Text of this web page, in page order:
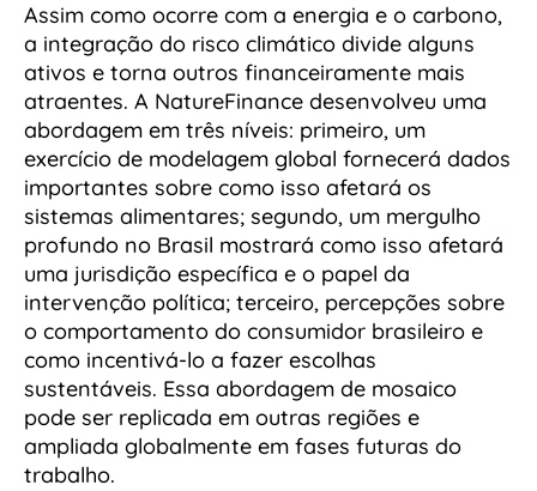
Assim como ocorre com a energia e o carbono,
a integração do risco climático divide alguns
ativos e torna outros financeiramente mais
atraentes. A NatureFinance desenvolveu uma
abordagem em três níveis: primeiro, um
exercício de modelagem global fornecerá dados
importantes sobre como isso afetará os
sistemas alimentares; segundo, um mergulho
profundo no Brasil mostrará como isso afetará
uma jurisdição específica e o papel da
intervenção política; terceiro, percepções sobre
o comportamento do consumidor brasileiro e
como incentivá-lo a fazer escolhas
sustentáveis. Essa abordagem de mosaico
pode ser replicada em outras regiões e
ampliada globalmente em fases futuras do
trabalho.